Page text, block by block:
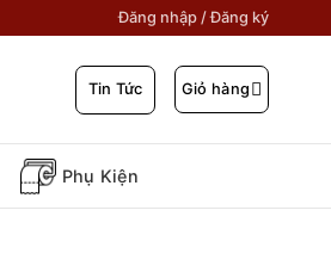
Đăng nhập / Đăng ký
Tin Tức Giỏ hàng
Phụ Kiện